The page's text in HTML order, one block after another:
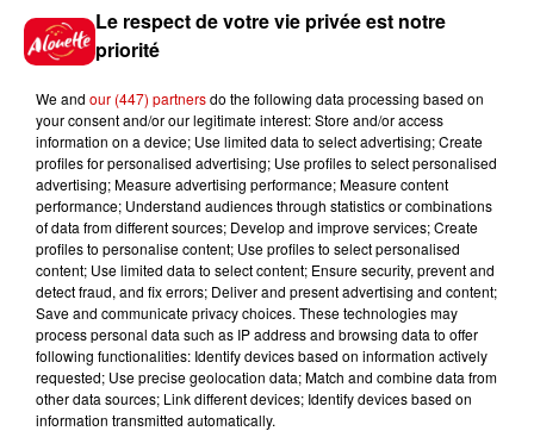
Gagnez vos places pour le
Festival du Roi Arthur 2026 !
Gagnez vos entrées pour le
Musée du Sport Automobile au
Mans !
Alouette vous invite à
Futuroscope Xperiences !
Le respect de votre vie privée est notre
priorité
We and our (447) partnersdo the following data processing based on
your consent and/or our legitimate interest: Store and/or access
information on a device; Use limited data to select advertising; Create
profiles for personalised advertising; Use profiles to select personalised
advertising; Measure advertising performance; Measure content
performance; Understand audiences through statistics or combinations
of data from different sources; Develop and improve services; Create
profiles to personalise content; Use profiles to select personalised
content; Use limited data to select content; Ensure security, prevent and
detect fraud, and fix errors; Deliver and present advertising and content;
Save and communicate privacy choices. These technologies may
process personal data such as IP address and browsing data to offer
following functionalities: Identify devices based on information actively
requested; Use precise geolocation data; Match and combine data from
other data sources; Link different devices; Identify devices based on
information transmitted automatically.